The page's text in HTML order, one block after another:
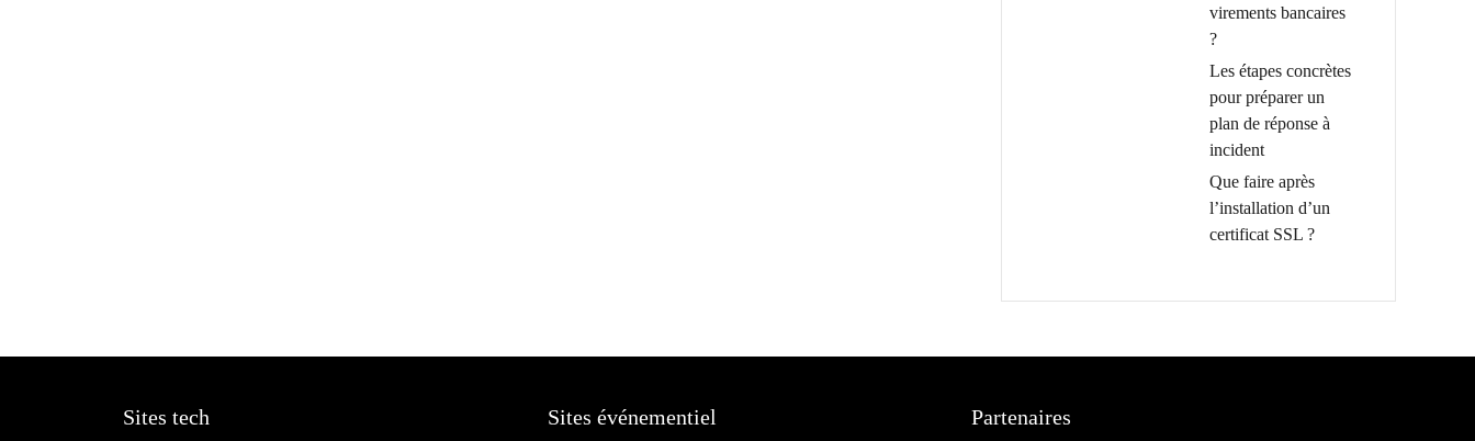
virements bancaires
?
Les étapes concrètes
pour préparer un
plan de réponse à
incident
Que faire après
l’installation d’un
certificat SSL ?
Sites tech Sites événementiel Partenaires